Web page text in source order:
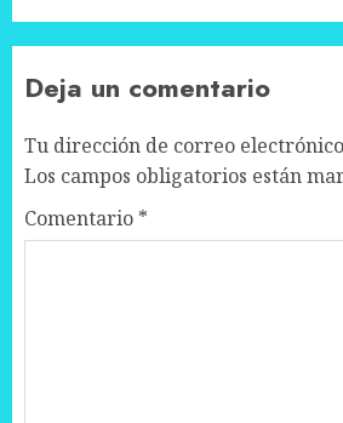
Deja un comentario
Tu dirección de correo
Los campos obligatorios están
Comentario *